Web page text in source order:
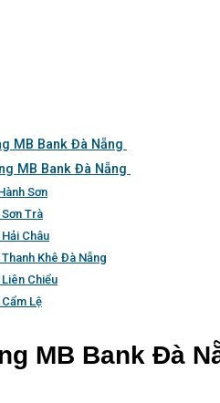
MB Bank Đà Nẵng
MB Bank Đà Nẵng
Sơn
Trà
Châu
Khê Đà Nẵng
Chiểu
Lệ
MB Bank Đà